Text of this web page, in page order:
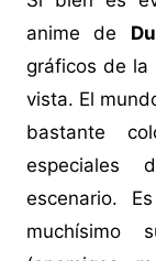
anime de
gráficos de la
vista. El
bastante
especiales
escenario.
muchísimo